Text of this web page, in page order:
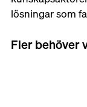
lösningar som
Fler behöver